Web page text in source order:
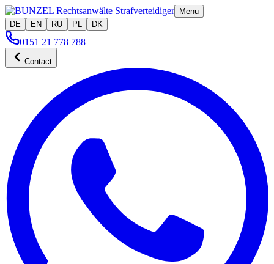
Menu
DE
EN RU PL DK
0151 21 778 788
Contact